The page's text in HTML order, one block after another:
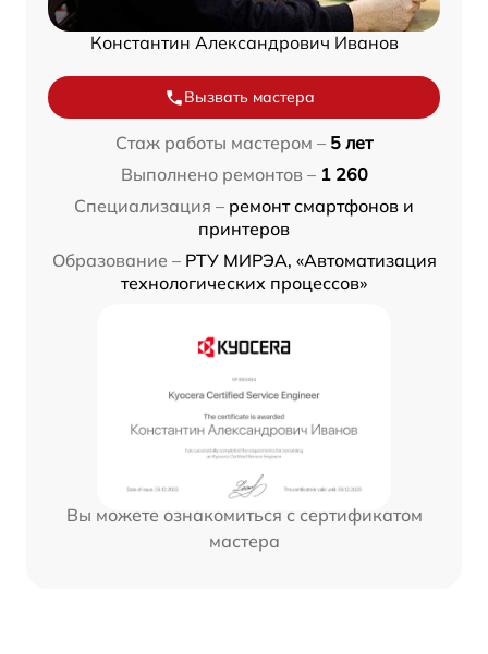
Константин Александрович Иванов
Вызвать мастера
Стаж работы мастером – 5 лет
Выполнено ремонтов – 1 260
Специализация – ремонт смартфонов и
принтеров
Образование – РТУ МИРЭА, «Автоматизация
технологических процессов»
Вы можете ознакомиться с сертификатом
мастера